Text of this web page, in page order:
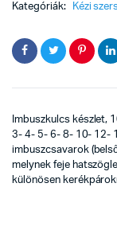
Kategóriák: Kézi
Imbuszkulcs készlet,
3- 4- 5- 6- 8- 10- 12-
imbuszcsavarok
melynek feje
különösen